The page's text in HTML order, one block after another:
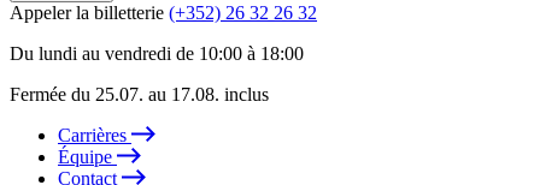
Appeler la billetterie (+352) 26 32 26 32
Du lundi au vendredi de 10:00 à 18:00
Fermée du 25.07. au 17.08. inclus
Carrières
Équipe
Contact